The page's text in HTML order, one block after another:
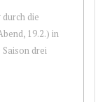
die
19.2.) in
drei